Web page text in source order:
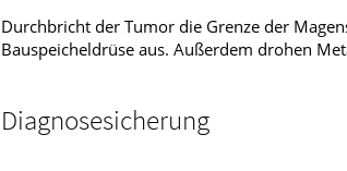
Durchbricht der Tumor die Grenze der
Bauspeicheldrüse aus. Außerdem drohen
Diagnosesicherung